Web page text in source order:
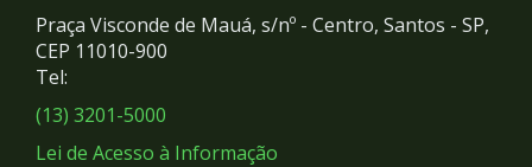
Redes
Sociais
Praça Visconde de Mauá, s/nº - Centro, Santos - SP,
CEP 11010-900
Tel:
(13) 3201-5000
Lei de Acesso à Informação